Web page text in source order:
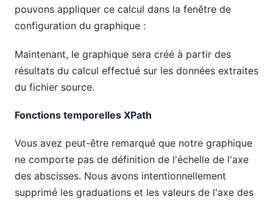
pouvons appliquer ce calcul dans la fenêtre de
configuration du graphique :
Maintenant, le graphique sera créé à partir des
résultats du calcul effectué sur les données extraites
du fichier source.
Fonctions temporelles XPath
Vous avez peut-être remarqué que notre graphique
ne comporte pas de définition de l'échelle de l'axe
des abscisses. Nous avons intentionnellement
supprimé les graduations et les valeurs de l'axe des